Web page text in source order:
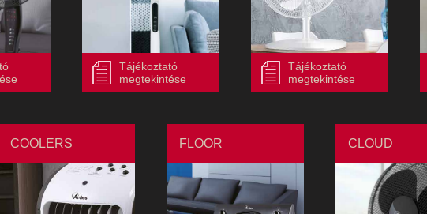
Tájékoztató
megtekintése
Tájékoztató
megtekintése
COOLERS FLOOR CLOUD